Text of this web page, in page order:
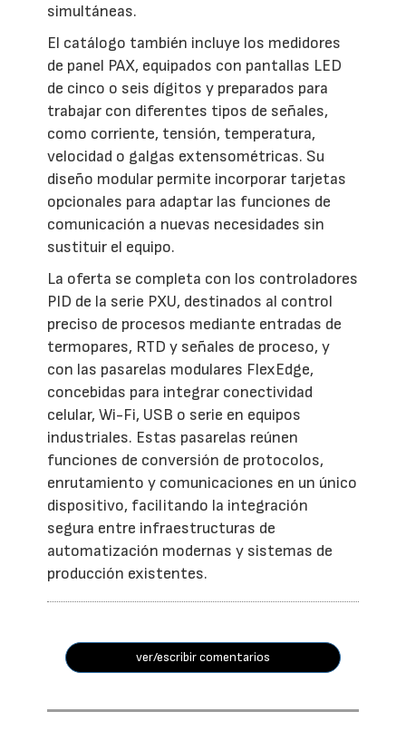
simultáneas.
El catálogo también incluye los medidores
de panel PAX, equipados con pantallas LED
de cinco o seis dígitos y preparados para
trabajar con diferentes tipos de señales,
como corriente, tensión, temperatura,
velocidad o galgas extensométricas. Su
diseño modular permite incorporar tarjetas
opcionales para adaptar las funciones de
comunicación a nuevas necesidades sin
sustituir el equipo.
La oferta se completa con los controladores
PID de la serie PXU, destinados al control
preciso de procesos mediante entradas de
termopares, RTD y señales de proceso, y
con las pasarelas modulares FlexEdge,
concebidas para integrar conectividad
celular, Wi-Fi, USB o serie en equipos
industriales. Estas pasarelas reúnen
funciones de conversión de protocolos,
enrutamiento y comunicaciones en un único
dispositivo, facilitando la integración
segura entre infraestructuras de
automatización modernas y sistemas de
producción existentes.
ver/escribir comentarios